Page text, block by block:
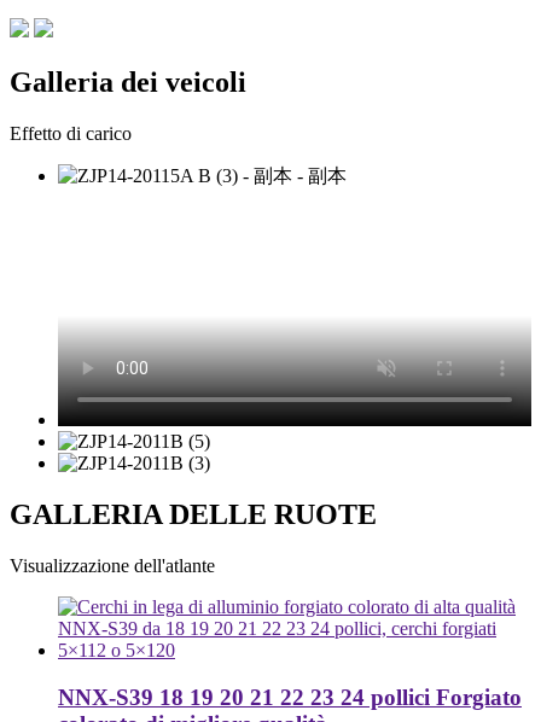
Galleria dei veicoli
Effetto di carico
GALLERIA DELLE RUOTE
Visualizzazione dell'atlante
NNX-S39 18 19 20 21 22 23 24 pollici Forgiato